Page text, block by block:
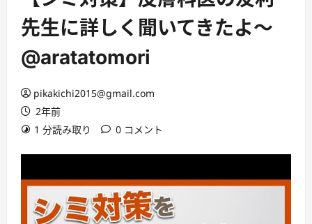
先生に詳しく聞いてきたよ〜
@aratatomori
pikakichi2015@gmail.com
2年前
1 分読み取り
0 コメント